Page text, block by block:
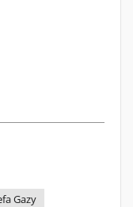
Gazy